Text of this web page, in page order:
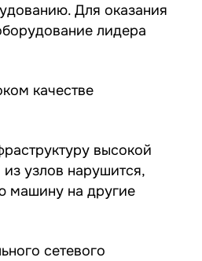
Для оказания
лидера
качестве
высокой
узлов нарушится,
машину на другие
сетевого